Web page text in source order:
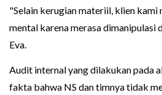
"Selain kerugian materiil, klien kami
mental karena merasa dimanipulasi
Eva.
Audit internal yang dilakukan pada
fakta bahwa NS dan timnya tidak